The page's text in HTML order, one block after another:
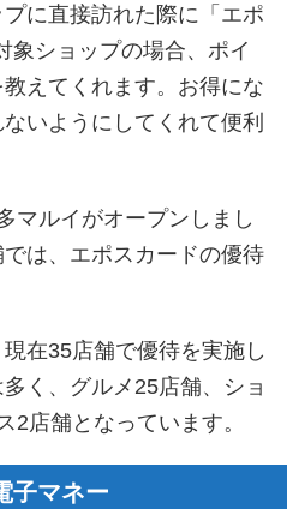
に直接訪れた際に「エポ
象ショップの場合、ポイ
えてくれます。お得にな
いようにしてくれて便利
マルイがオープンしまし
は、エポスカードの優待
現在35店舗で優待を実施し
く、グルメ25店舗、ショ
2店舗となっています。
子マネー